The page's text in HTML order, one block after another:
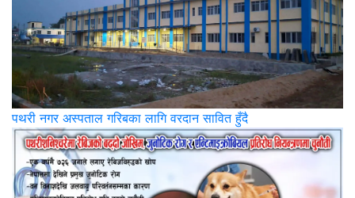
पथरी नगर अस्पताल गरिबका लागि वरदान सावित हुँदै